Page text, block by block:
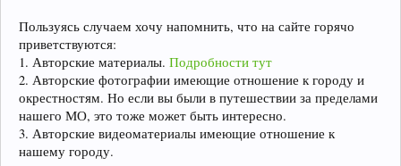
Пользуясь случаем хочу напомнить, что на сайте горячо
приветствуются:
1. Авторские материалы. Подробности тут
2. Авторские фотографии имеющие отношение к городу и
окрестностям. Но если вы были в путешествии за пределами
нашего МО, это тоже может быть интересно.
3. Авторские видеоматериалы имеющие отношение к
нашему городу.